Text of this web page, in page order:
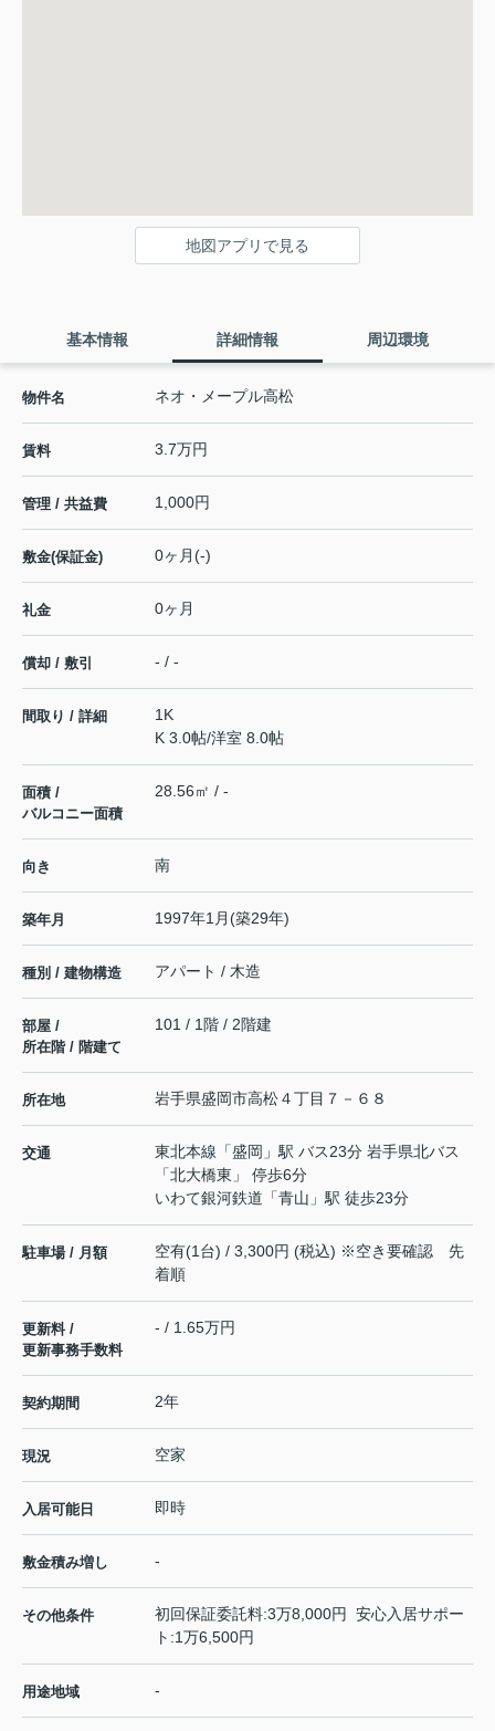
地図アプリで見る
基本情報 詳細情報 周辺環境
物件名 ネオ・メープル高松
賃料 3.7万円
管理 / 共益費 1,000円
敷金(保証金) 0ヶ月(-)
礼金 0ヶ月
償却 / 敷引 - / -
間取り / 詳細
1K
K 3.0帖/洋室 8.0帖
面積 /
バルコニー面積
28.56㎡ / -
向き 南
築年月 1997年1月(築29年)
種別 / 建物構造 アパート / 木造
部屋 /
所在階 / 階建て
101 / 1階 / 2階建
所在地 岩手県盛岡市高松４丁目７－６８
交通 東北本線 「盛岡 」駅 バス23分 岩手県北バス
「北大橋東」 停歩6分
いわて銀河鉄道 「青山 」駅 徒歩23分
駐車場 / 月額
空有(1台) / 3,300円 (税込) ※空き要確認 先
着順
更新料 /
更新事務手数料
- / 1.65万円
契約期間 2年
現況 空家
入居可能日 即時
敷金積み増し -
その他条件
初回保証委託料:3万8,000円 安心入居サポー
ト:1万6,500円
用途地域 -